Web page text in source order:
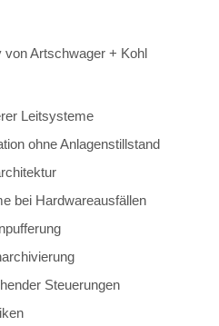
Artschwager + Kohl
Leitsysteme
ohne Anlagenstillstand
bei Hardwareausfällen
Steuerungen